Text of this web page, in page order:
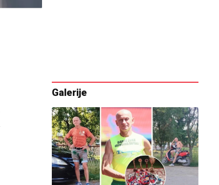
Galerije